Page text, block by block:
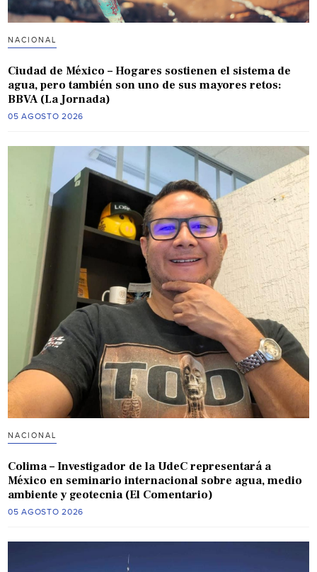
NACIONAL
Ciudad de México – Hogares sostienen el sistema de
agua, pero también son uno de sus mayores retos:
BBVA (La Jornada)
05 AGOSTO 2026
NACIONAL
Colima – Investigador de la UdeC representará a
México en seminario internacional sobre agua, medio
ambiente y geotecnia (El Comentario)
05 AGOSTO 2026